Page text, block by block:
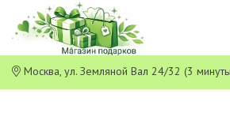
Москва, ул. Земляной Вал 24/32 (3